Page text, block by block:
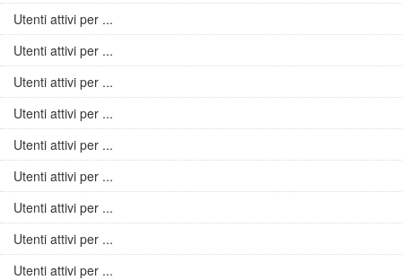
Utenti attivi per ...
Utenti attivi per ...
Utenti attivi per ...
Utenti attivi per ...
Utenti attivi per ...
Utenti attivi per ...
Utenti attivi per ...
Utenti attivi per ...
Utenti attivi per ...